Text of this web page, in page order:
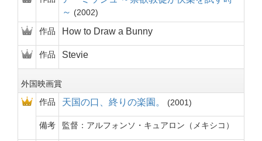
～
2002
作品
How to Draw a Bunny
作品 Stevie
外国映画賞
作品
天国の口、終りの楽園。 2001
備考 監督：アルフォンソ・キュアロン（メキシコ）